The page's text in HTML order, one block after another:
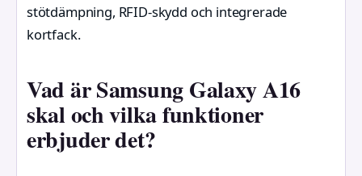
stötdämpning, RFID-skydd och integrerade
kortfack.
Vad är Samsung Galaxy A16
skal och vilka funktioner
erbjuder det?